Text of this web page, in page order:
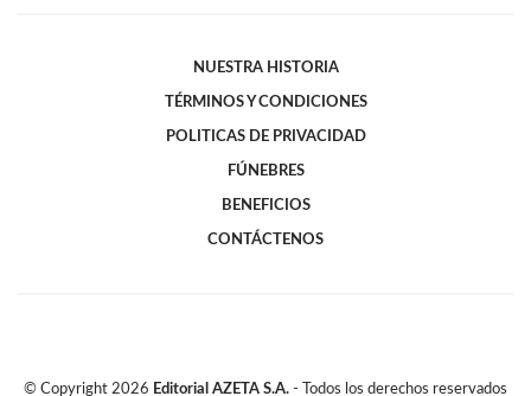
NUESTRA HISTORIA
TÉRMINOS Y CONDICIONES
POLITICAS DE PRIVACIDAD
FÚNEBRES
BENEFICIOS
CONTÁCTENOS
© Copyright 2026 Editorial AZETA S.A. - Todos los derechos reservados